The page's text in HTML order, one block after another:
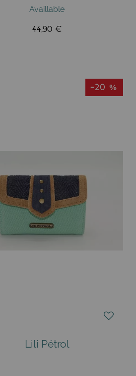
Availlable
44,90 €
-20 %
Lili Pétrol